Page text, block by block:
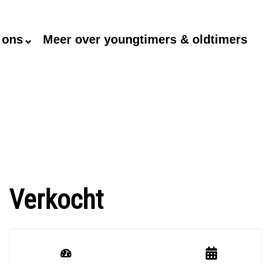
Meer over youngtimers & oldtimers
Verkocht